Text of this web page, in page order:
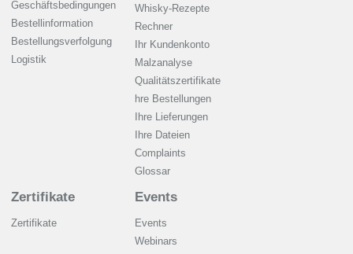
Geschäftsbedingungen
Bestellinformation
Bestellungsverfolgung
Logistik
Whisky-Rezepte
Rechner
Ihr Kundenkonto
Malzanalyse
Qualitätszertifikate
hre Bestellungen
Ihre Lieferungen
Ihre Dateien
Complaints
Glossar
Zertifikate
Zertifikate
Events
Events
Webinars